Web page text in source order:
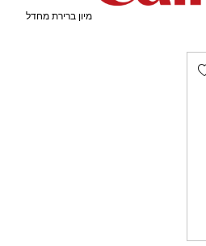
Add wishlist